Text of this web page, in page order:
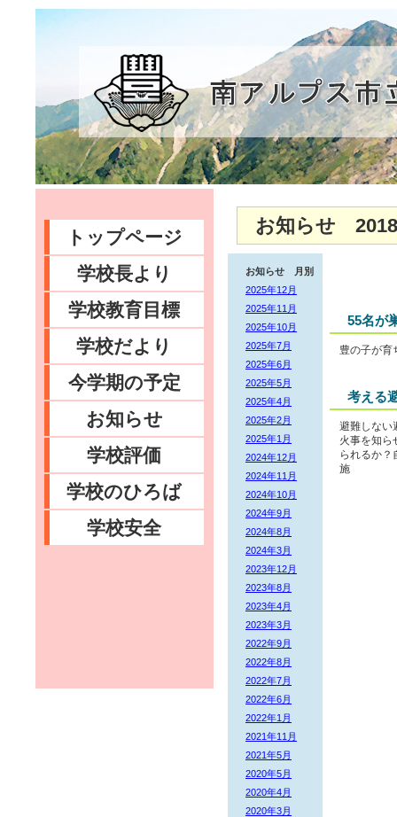
トップページ
学校長より
学校教育目標
学校だより
今学期の予定
お知らせ
学校評価
学校のひろば
学校安全
お知らせ
お知らせ 月別
2025年12月
2025年11月
2025年10月
2025年7月
2025年6月
2025年5月
2025年4月
2025年2月
2025年1月
2024年12月
2024年11月
2024年10月
2024年9月
2024年8月
2024年3月
2023年12月
2023年8月
2023年4月
2023年3月
2022年9月
2022年8月
2022年7月
2022年6月
2022年1月
2021年11月
2021年5月
2020年5月
2020年4月
2020年3月
55名が
豊の子が
考える
避難しない
火事を知ら
られるか
施